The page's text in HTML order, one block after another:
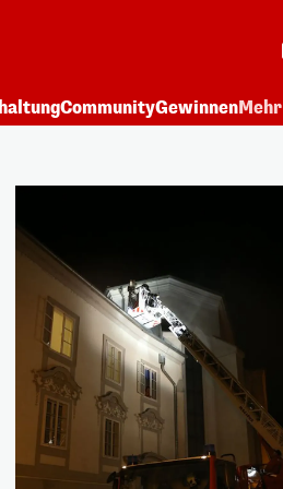
CommunityGewinnenMehr